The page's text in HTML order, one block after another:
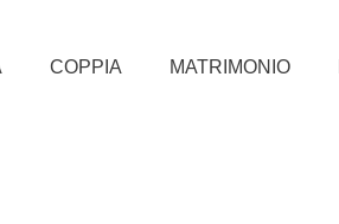
COPPIA MATRIMONIO